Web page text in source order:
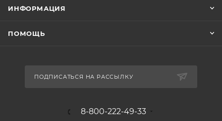
ИНФОРМАЦИЯ
ПОМОЩЬ
ПОДПИСАТЬСЯ НА РАССЫЛКУ
8-800-222-49-33